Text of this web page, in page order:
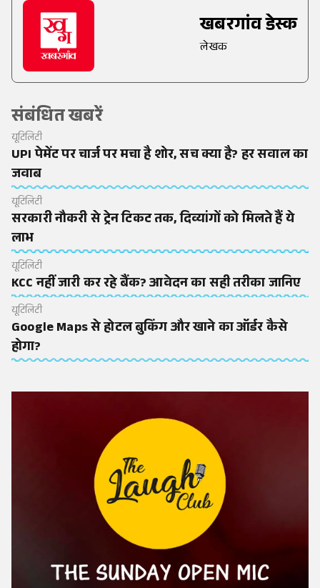
खबरगांव डेस्क
लेखक
संबंधित खबरें
यूटिलिटी
UPI पेमेंट पर चार्ज पर मचा है शोर, सच क्या है? हर सवाल का
जवाब
यूटिलिटी
सरकारी नौकरी से ट्रेन टिकट तक, दिव्यांगों को मिलते हैं ये
लाभ
यूटिलिटी
KCC नहीं जारी कर रहे बैंक? आवेदन का सही तरीका जानिए
यूटिलिटी
Google Maps से होटल बुकिंग और खाने का ऑर्डर कैसे
होगा?